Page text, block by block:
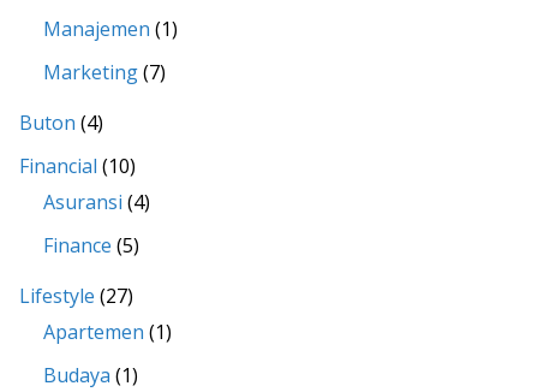
Manajemen (1)
Marketing(7)
Buton (4)
Financial (10)
Asuransi (4)
Finance (5)
Lifestyle (27)
Apartemen (1)
Budaya (1)